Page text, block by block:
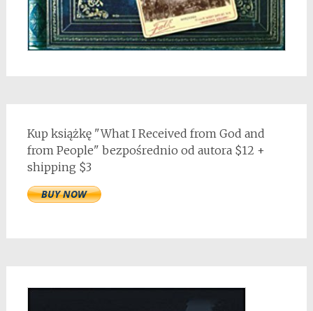
Kup książkę "What I Received from God and
from People" bezpośrednio od autora $12 +
shipping $3